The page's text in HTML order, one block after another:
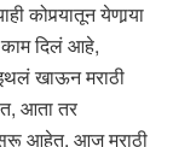
कोपर्‍यातून येणार्‍या
काम दिलं आहे,
खाऊन मराठी
आता तर
सुरू आहेत. आज मराठी